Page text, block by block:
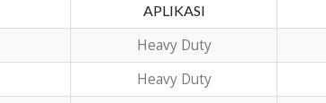
APLIKASI
Heavy Duty
Heavy Duty